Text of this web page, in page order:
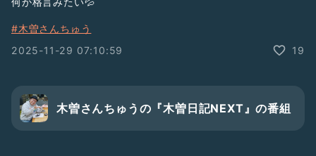
#木曽さんちゅう
2025-11-29 07:10:59
19
木曽さんちゅうの『木曽日記NEXT』の番組